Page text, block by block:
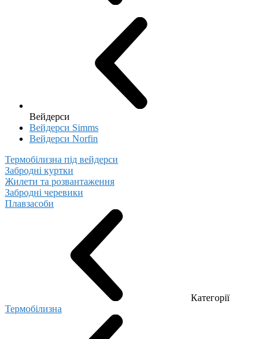
Вейдерси
Вейдерси Simms
Вейдерси Norfin
Термобілизна під вейдерси
Забродні куртки
Жилети та розвантаження
Забродні черевики
Плавзасоби
Категорії
Термобілизна